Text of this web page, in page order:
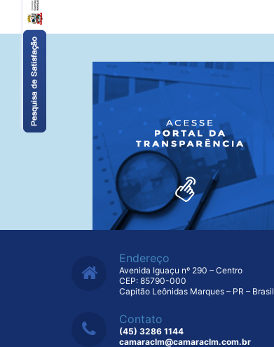
Endereço
Avenida Iguaçu nº 290 – Centro
CEP: 85790-000
Capitão Leônidas Marques – PR – Brasil
Contato
(45) 3286 1144
camaraclm@camaraclm.com.br